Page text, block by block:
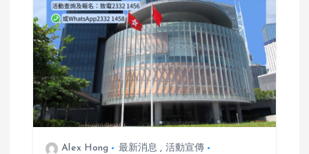
t
o
n
Alex Hong 最新消息 , 活動宣傳